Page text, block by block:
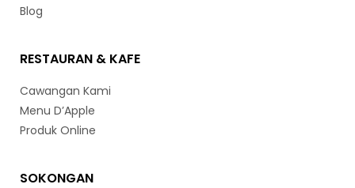
Blog
RESTAURAN & KAFE
Cawangan Kami
Menu D’Apple
Produk Online
SOKONGAN